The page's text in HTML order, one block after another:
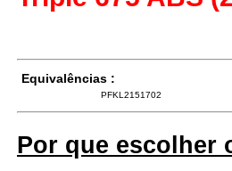
Equivalências :
PFKL2151702
Por que escolher